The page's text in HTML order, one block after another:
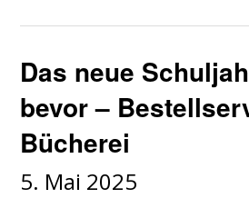
Das neue
bevor –
Bücherei
5. Mai 2025